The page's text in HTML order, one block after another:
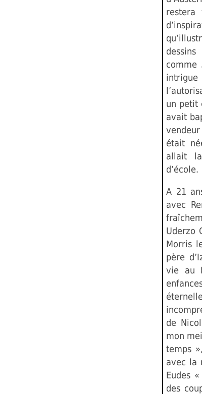
restera
comme
intrigue
un petit
avait
était
allait
d’école.
A 21
avec
Uderzo
Morris
père
vie au
de
mon
temps
avec la
Eudes
des